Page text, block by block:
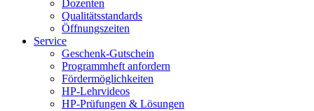
Dozenten
Qualitätsstandards
Öffnungszeiten
Service
Geschenk-Gutschein
Programmheft anfordern
Fördermöglichkeiten
HP-Lehrvideos
HP-Prüfungen & Lösungen